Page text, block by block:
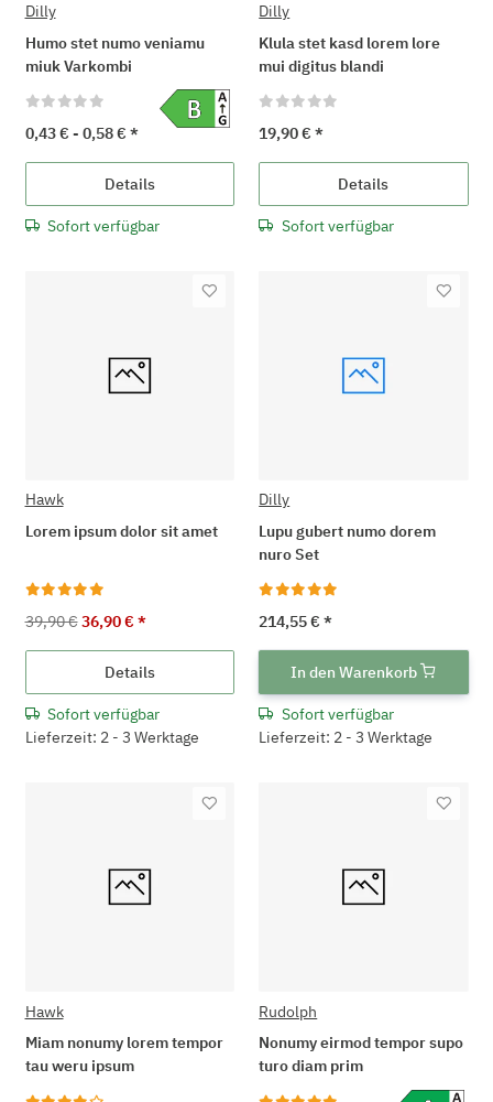
Dilly
Humo stet numo veniamu
miuk Varkombi
0,43 € - 0,58 € *
Details
Sofort verfügbar
Dilly
Klula stet kasd lorem lore
mui digitus blandi
19,90 €*
Details
Sofort verfügbar
Hawk
Lorem ipsum dolor sit amet
39,90 € 36,90 €*
Details
Sofort verfügbar
Lieferzeit: 2 - 3 Werktage
Dilly
Lupu gubert numo dorem
nuro Set
214,55 €*
In den Warenkorb
Sofort verfügbar
Lieferzeit: 2 - 3 Werktage
Hawk
Miam nonumy lorem tempor
tau weru ipsum
Rudolph
Nonumy eirmod tempor supo
turo diam prim